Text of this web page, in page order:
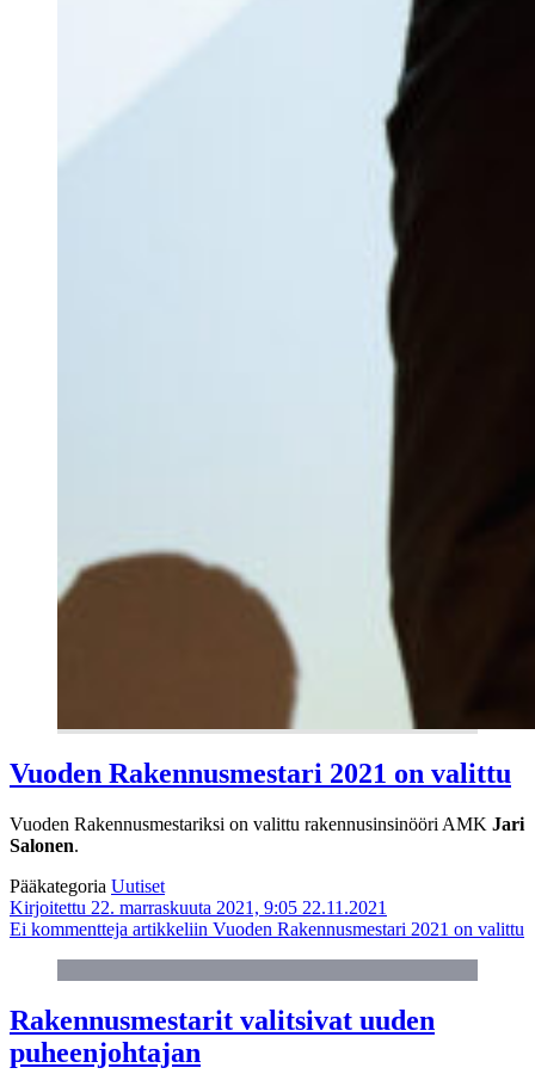
Vuoden Rakennusmestari 2021 on valittu
Vuoden Rakennusmestariksi on valittu rakennusinsinööri AMK Jari
Salonen.
Pääkategoria Uutiset
Kirjoitettu 22. marraskuuta 2021, 9:05 22.11.2021
Ei kommentteja artikkeliin Vuoden Rakennusmestari 2021 on valittu
Rakennusmestarit valitsivat uuden
puheenjohtajan